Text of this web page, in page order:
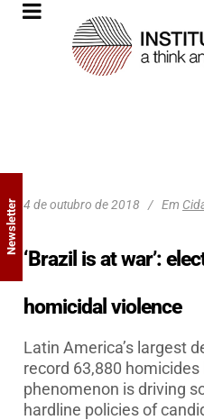
4 de outubro de 2018 Em
‘Brazil is at war’:
homicidal violence
Latin America’s largest
record 63,880
phenomenon is driving
hardline policies of
Newsletter